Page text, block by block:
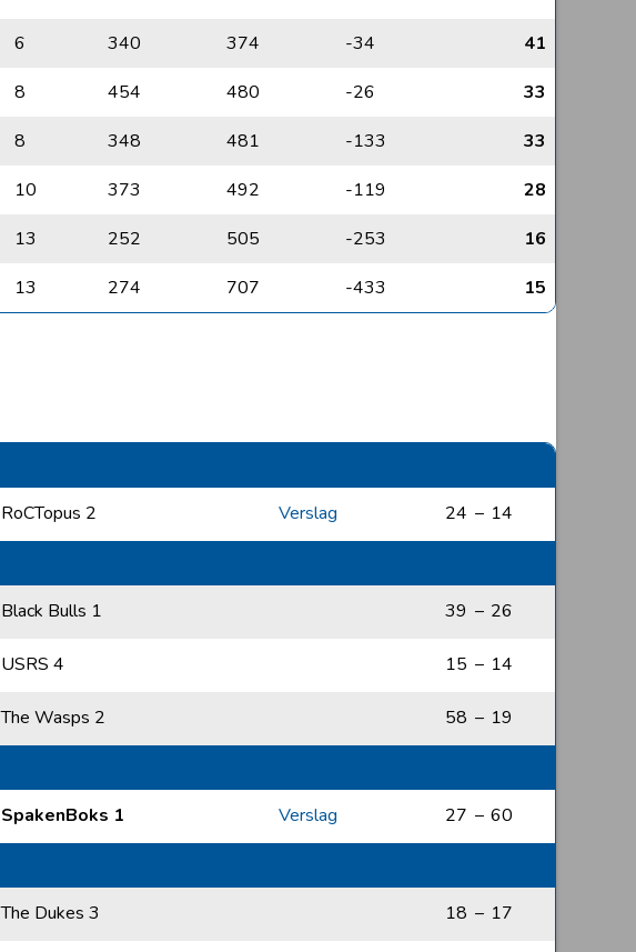
6 340 374 -34
41
8 454 480 -26
33
8 348 481 -133
33
10 373 492 -119
28
13 252 505 -253
16
13 274 707 -433 15
RoCTopus 2 Verslag 24 – 14
Black Bulls 1 39 – 26
USRS 4 15 – 14
The Wasps 2 58 – 19
SpakenBoks 1 Verslag 27 – 60
The Dukes 3 18 – 17